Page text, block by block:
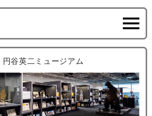
円谷英二ミュージアム